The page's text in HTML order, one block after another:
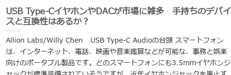
USB Type-CイヤホンやDACが市場に雑多 手持ちのデバイ
スと互換性はあるか？
Allion Labs/Willy Chen USB Type-C Audioの台頭 スマートフォン
は、インターネット、電話、映画や音楽鑑賞などが可能な、事務と娯楽
向けのポータブル製品です。どのスマートフォンにも3.5mmイヤホンジ